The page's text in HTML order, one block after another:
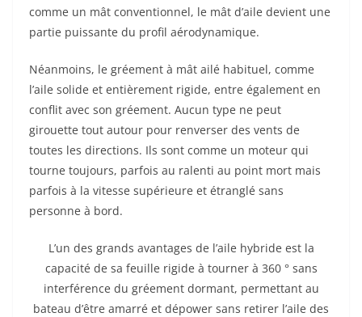
comme un mât conventionnel, le mât d’aile devient une
partie puissante du profil aérodynamique.
Néanmoins, le gréement à mât ailé habituel, comme
l’aile solide et entièrement rigide, entre également en
conflit avec son gréement. Aucun type ne peut
girouette tout autour pour renverser des vents de
toutes les directions. Ils sont comme un moteur qui
tourne toujours, parfois au ralenti au point mort mais
parfois à la vitesse supérieure et étranglé sans
personne à bord.
L’un des grands avantages de l’aile hybride est la
capacité de sa feuille rigide à tourner à 360 ° sans
interférence du gréement dormant, permettant au
bateau d’être amarré et dépower sans retirer l’aile des